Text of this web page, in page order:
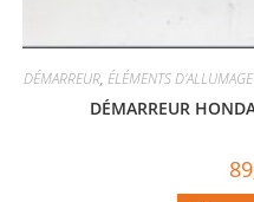
DÉMARREUR, ÉLÉMENTS
DÉMARREUR